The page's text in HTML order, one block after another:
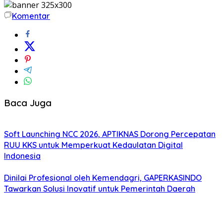
Komentar
Baca Juga
Soft Launching NCC 2026, APTIKNAS Dorong Percepatan
RUU KKS untuk Memperkuat Kedaulatan Digital
Indonesia
Dinilai Profesional oleh Kemendagri, GAPERKASINDO
Tawarkan Solusi Inovatif untuk Pemerintah Daerah